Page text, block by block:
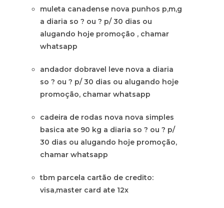
muleta canadense nova punhos p,m,g
a diaria so ? ou ? p/ 30 dias ou
alugando hoje promoção , chamar
whatsapp
andador dobravel leve nova a diaria
so ? ou ? p/ 30 dias ou alugando hoje
promoção, chamar whatsapp
cadeira de rodas nova nova simples
basica ate 90 kg a diaria so ? ou ? p/
30 dias ou alugando hoje promoção,
chamar whatsapp
tbm parcela cartão de credito:
visa,master card ate 12x